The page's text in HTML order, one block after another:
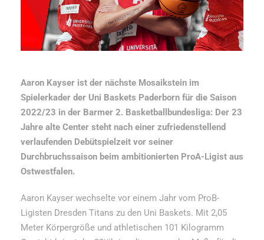
Aaron Kayser ist der nächste Mosaikstein im
Spielerkader der Uni Baskets Paderborn für die Saison
2022/23 in der Barmer 2. Basketballbundesliga: Der 23
Jahre alte Center steht nach einer zufriedenstellend
verlaufenden Debütspielzeit vor seiner
Durchbruchssaison beim ambitionierten ProA-Ligist aus
Ostwestfalen.
Aaron Kayser wechselte vor einem Jahr vom ProB-
Ligisten Dresden Titans zu den Uni Baskets. Mit 2,05
Meter Körpergröße und athletischen 101 Kilogramm